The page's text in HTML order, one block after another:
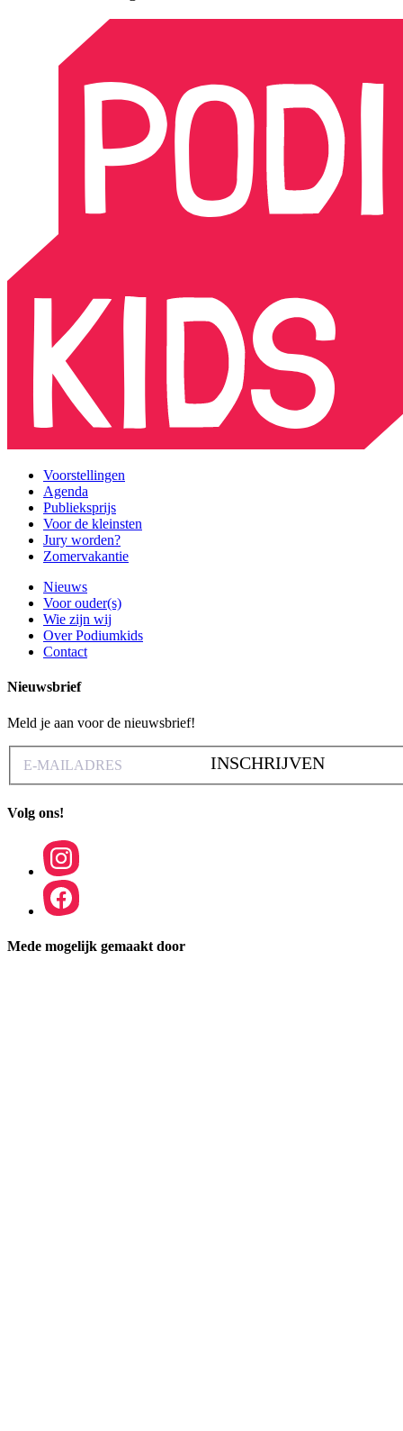
Voorstellingen
Agenda
Publieksprijs
Voor de kleinsten
Jury worden?
Zomervakantie
Nieuws
Voor ouder(s)
Wie zijn wij
Over Podiumkids
Contact
Nieuwsbrief
Meld je aan voor de nieuwsbrief!
INSCHRIJVEN
Volg ons!
Mede mogelijk gemaakt door